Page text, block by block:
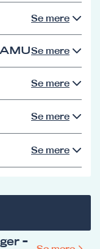
Se mere
Se mere
Se mere
Se mere
Se mere
-